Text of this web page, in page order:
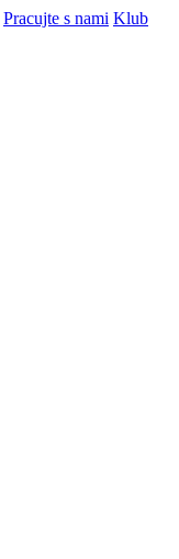
Pracujte s nami Klub